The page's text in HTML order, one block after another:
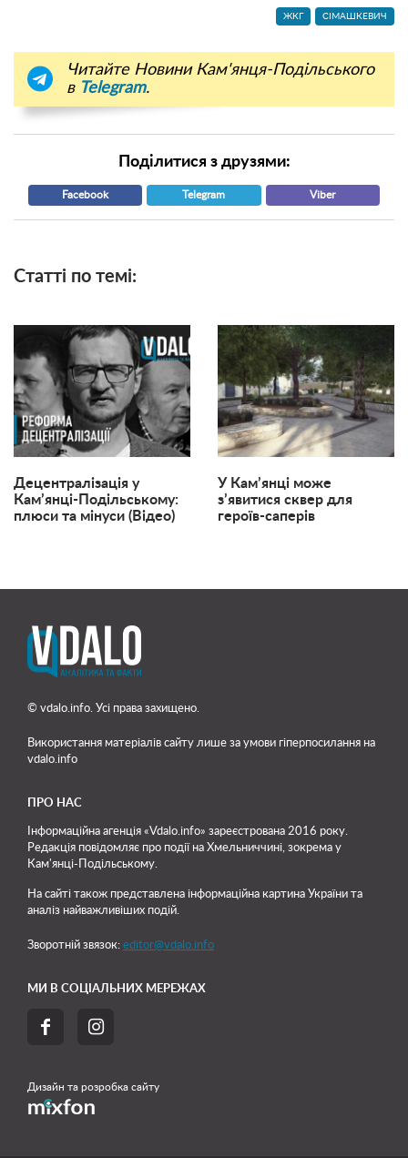
ЖКГ СІМАШКЕВИЧ
Читайте Новини Кам'янця-Подільського
в Telegram.
Поділитися з друзями:
Facebook Telegram Viber
Статті по темі:
Децентралізація у
Кам’янці-Подільському:
плюси та мінуси (Відео)
У Кам’янці може
з’явитися сквер для
героїв-саперів
© vdalo.info. Усі права захищено.
Використання матеріалів сайту лише за умови гіперпосилання на
vdalo.info
ПРО НАС
Інформаційна агенція «Vdalo.info» зареєстрована 2016 року.
Редакція повідомляє про події на Хмельниччині, зокрема у
Кам'янці-Подільському.
На сайті також представлена інформаційна картина України та
аналіз найважливіших подій.
Зворотній звязок: editor@vdalo.info
МИ В СОЦІАЛЬНИХ МЕРЕЖАХ
 
Дизайн та розробка сайту